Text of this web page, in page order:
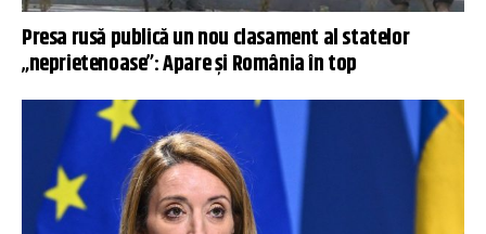
Presa rusă publică un nou clasament al statelor
„neprietenoase”: Apare și România în top